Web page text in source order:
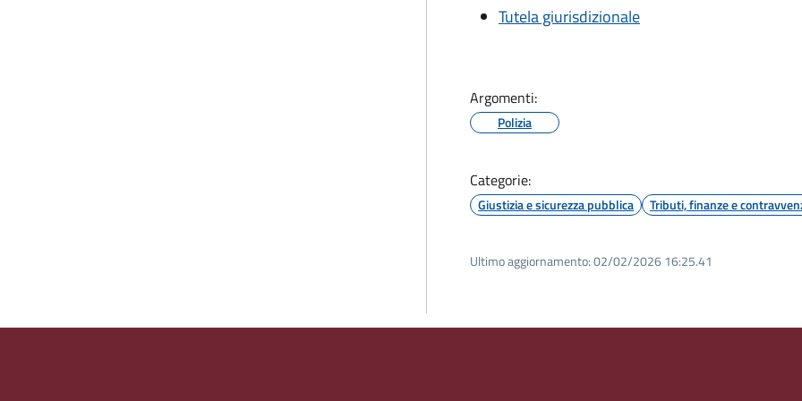
Tutela giurisdizionale
Argomenti:
Polizia
Categorie:
Giustizia e sicurezza pubblica Tributi, finanze e
Ultimo aggiornamento:02/02/2026 16:25.41